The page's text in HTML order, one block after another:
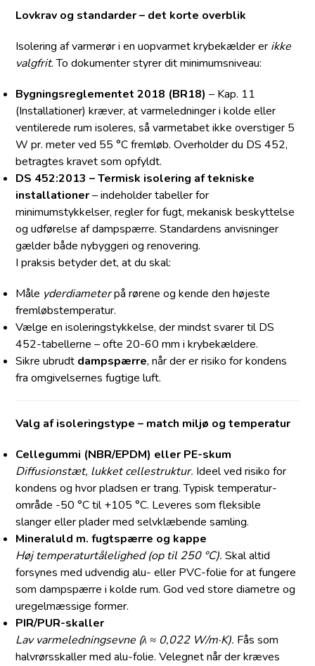
Lovkrav og standarder – det korte overblik
Isolering af varmerør i en uopvarmet krybekælder er ikke
valgfrit. To dokumenter styrer dit minimumsniveau:
Bygningsreglementet 2018 (BR18) – Kap. 11
(Installationer) kræver, at varmeledninger i kolde eller
ventilerede rum isoleres, så varmetabet ikke overstiger 5
W pr. meter ved 55 °C fremløb. Overholder du DS 452,
betragtes kravet som opfyldt.
DS 452:2013 – Termisk isolering af tekniske
installationer– indeholder tabeller for
minimumstykkelser, regler for fugt, mekanisk beskyttelse
og udførelse af dampspærre. Standardens anvisninger
gælder både nybyggeri og renovering.
I praksis betyder det, at du skal:
Måle yderdiameterpå rørene og kende den højeste
fremløbstemperatur.
Vælge en isoleringstykkelse, der mindst svarer til DS
452-tabellerne – ofte 20-60 mm i krybekældere.
Sikre ubrudt dampspærre, når der er risiko for kondens
fra omgivelsernes fugtige luft.
Valg af isoleringstype – match miljø og temperatur
Cellegummi (NBR/EPDM) eller PE-skum
Diffusionstæt, lukket celle­struktur. Ideel ved risiko for
kondens og hvor pladsen er trang. Typisk temperatur-
område -50 °C til +105 °C. Leveres som fleksible
slanger eller plader med selvklæbende samling.
Mineraluld m. fugtspærre og kappe
Høj temperaturtålelighed (op til 250 °C). Skal altid
forsynes med udvendig alu- eller PVC-folie for at fungere
som dampspærre i kolde rum. God ved store diametre og
uregelmæssige former.
PIR/PUR-skaller
Lav varmeledningsevne (λ ≈ 0,022 W/m·K). Fås som
halvrørs­skaller med alu-folie. Velegnet når der kræves